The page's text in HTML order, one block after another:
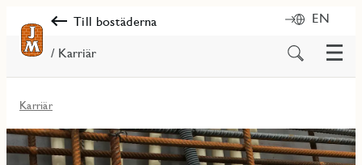
Till bostäderna EN
/ Karriär
Sök
innehåll
Meny
Karriär